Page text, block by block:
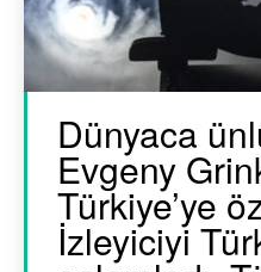
Dünyaca
Evgeny
Türkiye’ye
İzleyiciyi